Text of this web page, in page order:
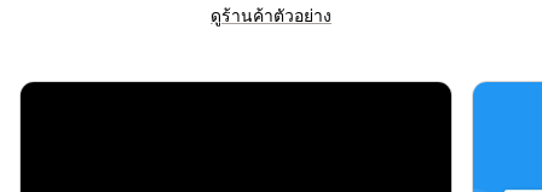
ดูร้านค้าตัวอย่าง